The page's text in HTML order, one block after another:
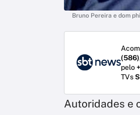
Bruno Pereira e dom
(586)
pelo
TVs
Autoridades e